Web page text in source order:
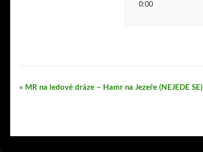
0:00
Navigace
« MR na ledové dráze – Hamr na Jezeře (NEJEDE SE)